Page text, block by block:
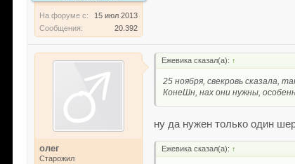
На форуме с:
15 июл 2013
Сообщения:
20.392
олег
Старожил
Ежевика сказал(а): ↑
25 ноября, свекровь сказала,
КонеШн, нах они нужны,
ну да нужен только один
Ежевика сказал(а): ↑